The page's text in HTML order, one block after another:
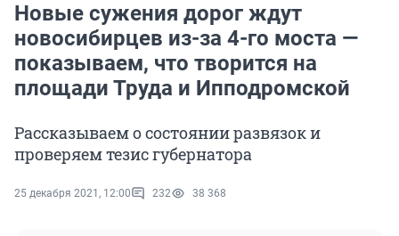
Новые сужения дорог ждут
новосибирцев из-за 4-го моста —
показываем, что творится на
площади Труда и Ипподромской
Рассказываем о состоянии развязок и
проверяем тезис губернатора
25 декабря 2021, 12:00 232 38 368